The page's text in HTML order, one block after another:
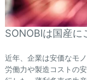
SONOBIは国産に
近年、企業は安価なモ
労働力や製造コストの